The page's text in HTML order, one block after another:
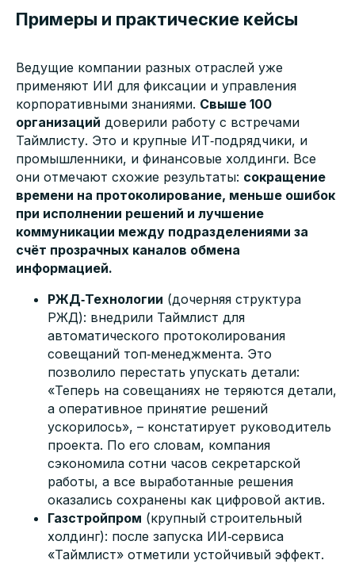
Примеры и практические кейсы
Ведущие компании разных отраслей уже
применяют ИИ для фиксации и управления
корпоративными знаниями. Свыше 100
организаций доверили работу с встречами
Таймлисту. Это и крупные ИТ‑подрядчики, и
промышленники, и финансовые холдинги. Все
они отмечают схожие результаты: сокращение
времени на протоколирование, меньше ошибок
при исполнении решений и лучшение
коммуникации между подразделениями за
счёт прозрачных каналов обмена
информацией.
РЖД‑Технологии (дочерняя структура
РЖД): внедрили Таймлист для
автоматического протоколирования
совещаний топ‑менеджмента. Это
позволило перестать упускать детали:
«Теперь на совещаниях не теряются детали,
а оперативное принятие решений
ускорилось», – констатирует руководитель
проекта. По его словам, компания
сэкономила сотни часов секретарской
работы, а все выработанные решения
оказались сохранены как цифровой актив.
Газстройпром (крупный строительный
холдинг): после запуска ИИ‑сервиса
«Таймлист» отметили устойчивый эффект.